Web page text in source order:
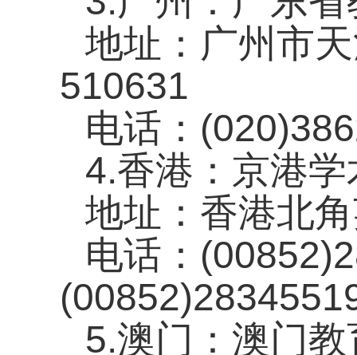
地址：广州市
510631
电话：
4.香港：京港
地址：香港北
电话：
5.澳门：澳门